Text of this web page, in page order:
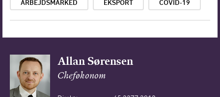
ARBEJDSMARKED EKSPORT COVID-19
Allan Sørensen
Cheføkonom